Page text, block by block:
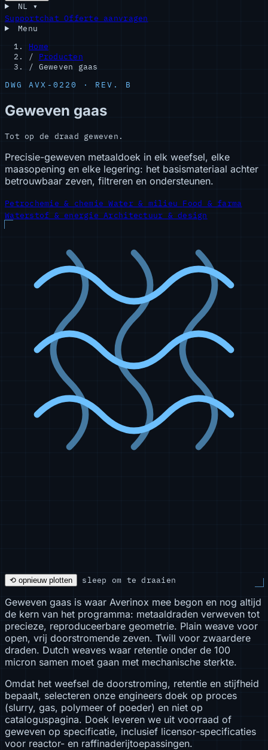
NL ▾
SupportchatOfferte aanvragen
Menu
Home
/
Producten
/ Geweven gaas
DWG AVX-0220 · REV. B
Geweven gaas
Tot op de draad geweven.
Precisie-geweven metaaldoek in elk weefsel, elke
maasopening en elke legering: het basismateriaal achter
betrouwbaar zeven, filtreren en ondersteunen.
Petrochemie & chemieWater & milieu Food & farma
Waterstof & energieArchitectuur & design
⟲ opnieuw plotten sleep om te draaien
Geweven gaas is waar Averinox mee begon en nog altijd
de kern van het programma: metaaldraden verweven tot
precieze, reproduceerbare geometrie. Plain weave voor
open, vrij doorstromende zeven. Twill voor zwaardere
draden. Dutch weaves waar retentie onder de 100
micron samen moet gaan met mechanische sterkte.
Omdat het weefsel de doorstroming, retentie en stijfheid
bepaalt, selecteren onze engineers doek op proces
(slurry, gas, polymeer of poeder) en niet op
cataloguspagina. Doek leveren we uit voorraad of
geweven op specificatie, inclusief licensor-specificaties
voor reactor- en raffinaderijtoepassingen.